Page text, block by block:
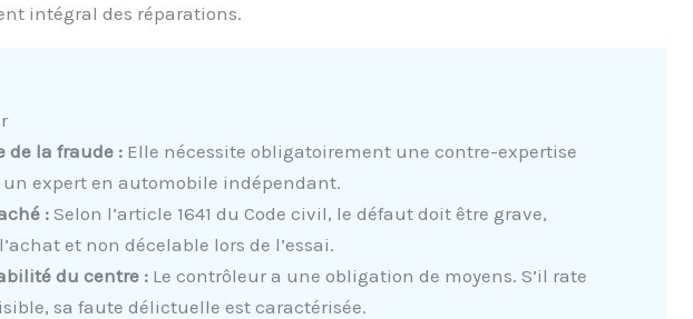
intégral des réparations.
de la fraude : Elle nécessite obligatoirement une contre-expertise
un expert en automobile indépendant.
: Selon l’article 1641 du Code civil, le défaut doit être grave,
et non décelable lors de l’essai.
du centre : Le contrôleur a une obligation de moyens. S’il rate
sa faute délictuelle est caractérisée.